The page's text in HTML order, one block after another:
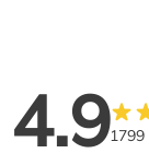
4.91799